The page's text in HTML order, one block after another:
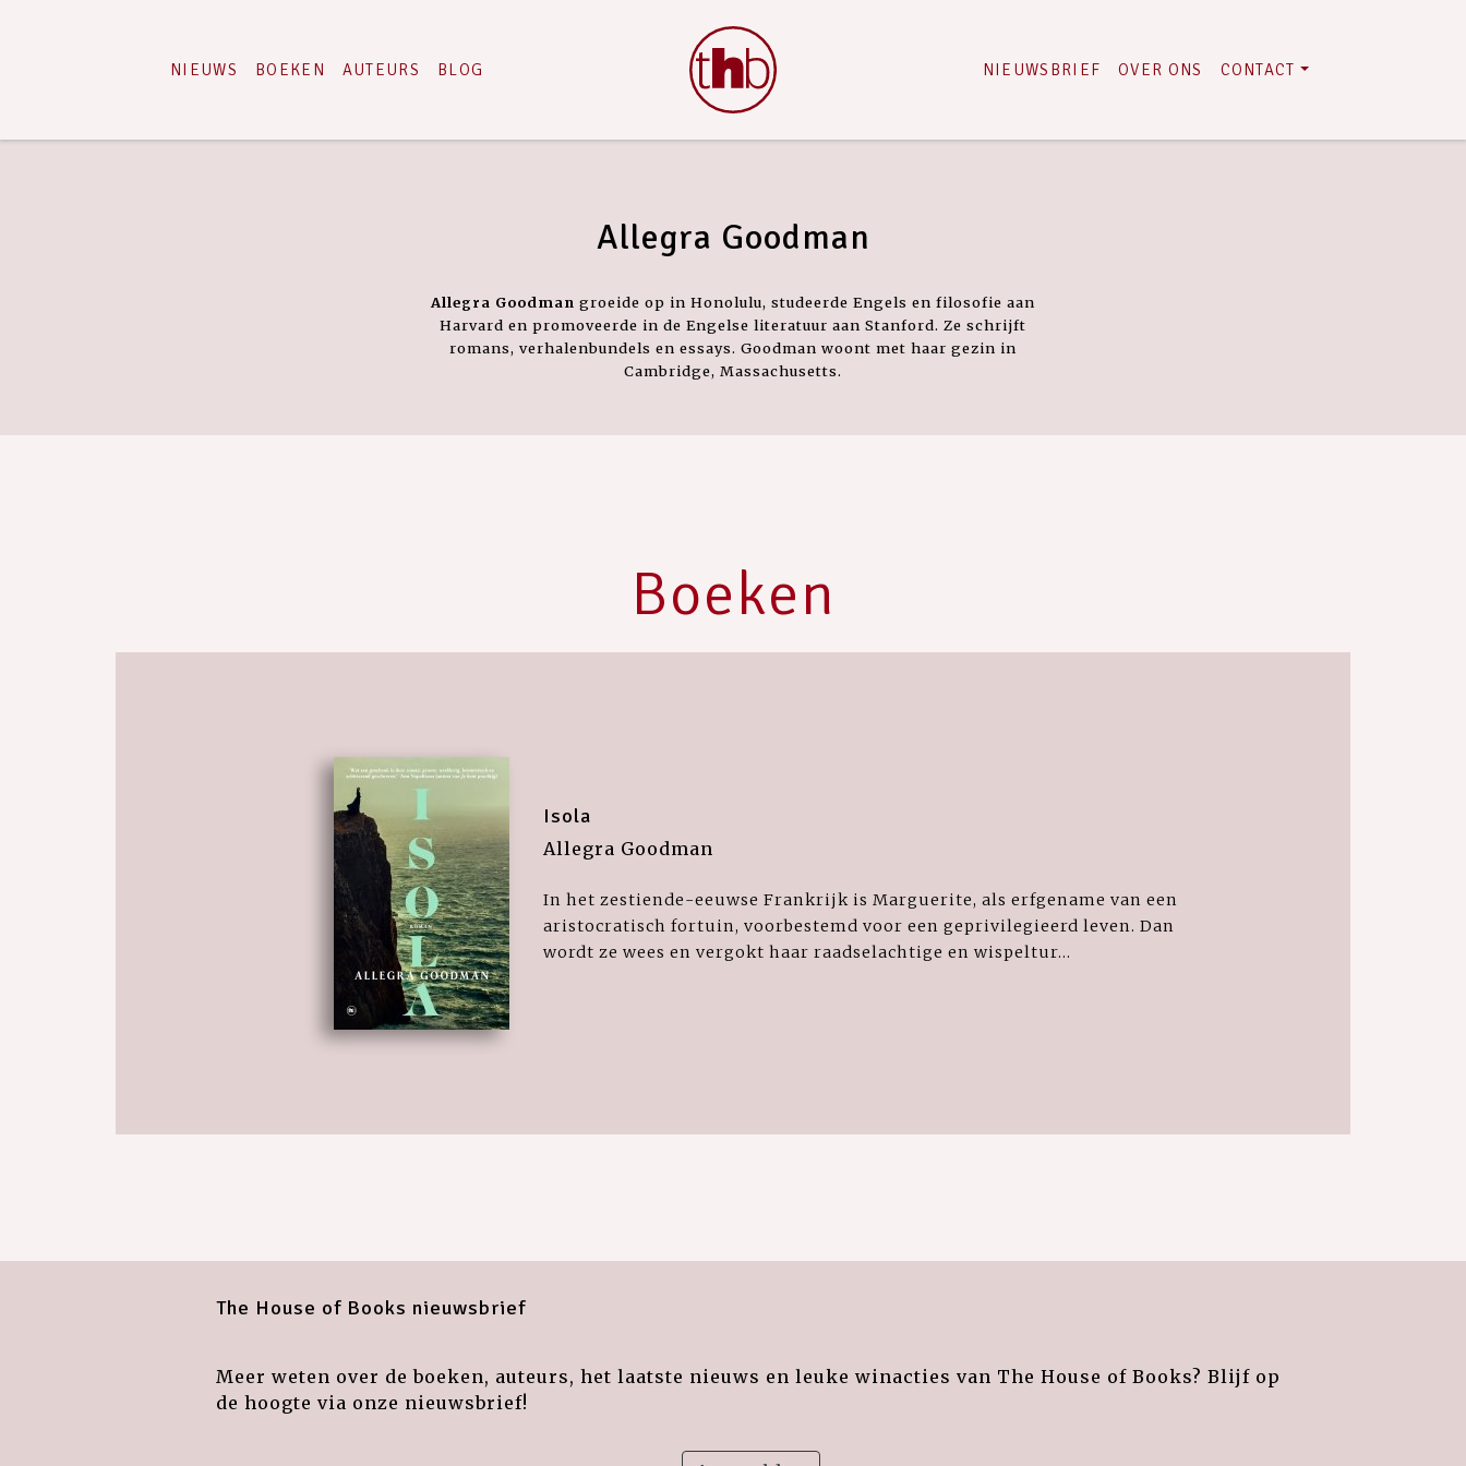
NIEUWS BOEKEN AUTEURS BLOG NIEUWSBRIEF OVER ONS CONTACT
Allegra Goodman
Allegra Goodman groeide op in Honolulu, studeerde Engels en filosofie aan
Harvard en promoveerde in de Engelse literatuur aan Stanford. Ze schrijft
romans, verhalenbundels en essays. Goodman woont met haar gezin in
Cambridge, Massachusetts.
Boeken
Isola
Allegra Goodman
In het zestiende-eeuwse Frankrijk is Marguerite, als erfgename van een
aristocratisch fortuin, voorbestemd voor een geprivilegieerd leven. Dan
wordt ze wees en vergokt haar raadselachtige en wispeltur...
The House of Books nieuwsbrief
Meer weten over de boeken, auteurs, het laatste nieuws en leuke winacties van The House of Books? Blijf op
de hoogte via onze nieuwsbrief!